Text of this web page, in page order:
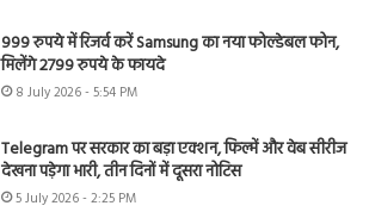
999 रुपये में रिजर्व करें Samsung का नया फोल्डेबल फोन,
मिलेंगे 2799 रुपये के फायदे
8 July 2026 - 5:54 PM
Telegram पर सरकार का बड़ा एक्शन, फिल्में और वेब सीरीज
देखना पड़ेगा भारी, तीन दिनों में दूसरा नोटिस
5 July 2026 - 2:25 PM